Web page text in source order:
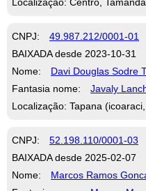
CNPJ: 49.987.212/0001-01
BAIXADA desde 2023-10-31
Nome:
Davi Douglas Sodre
Fantasia nome:
Javaly
Localização: Tapana
CNPJ: 52.198.110/0001-03
BAIXADA desde 2025-02-07
Nome:
Marcos Ramos